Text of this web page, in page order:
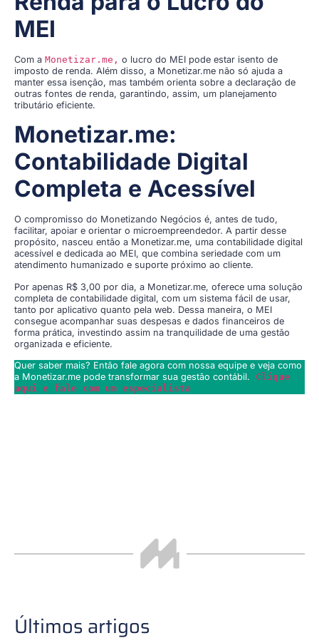
MEI
Com a Monetizar.me, o lucro do MEI pode estar isento de
imposto de renda. Além disso, a Monetizar.me não só ajuda a
manter essa isenção, mas também orienta sobre a declaração de
outras fontes de renda, garantindo, assim, um planejamento
tributário eficiente.
Monetizar.me:
Contabilidade Digital
Completa e Acessível
O compromisso do Monetizando Negócios é, antes de tudo,
facilitar, apoiar e orientar o microempreendedor. A partir desse
propósito, nasceu então a Monetizar.me, uma contabilidade digital
acessível e dedicada ao MEI, que combina seriedade com um
atendimento humanizado e suporte próximo ao cliente.
Por apenas R$ 3,00 por dia, a Monetizar.me, oferece uma solução
completa de contabilidade digital, com um sistema fácil de usar,
tanto por aplicativo quanto pela web. Dessa maneira, o MEI
consegue acompanhar suas despesas e dados financeiros de
forma prática, investindo assim na tranquilidade de uma gestão
organizada e eficiente.
Quer saber mais? Então fale agora com nossa equipe e veja como
a Monetizar.me pode transformar sua gestão contábil.
Clique
aqui e fale com um especialista
Últimos artigos